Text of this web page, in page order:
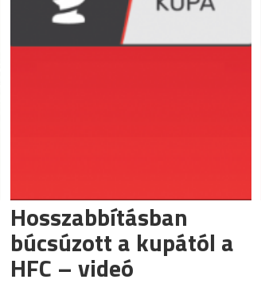
Hosszabbításban
búcsúzott a kupától a
HFC – videó